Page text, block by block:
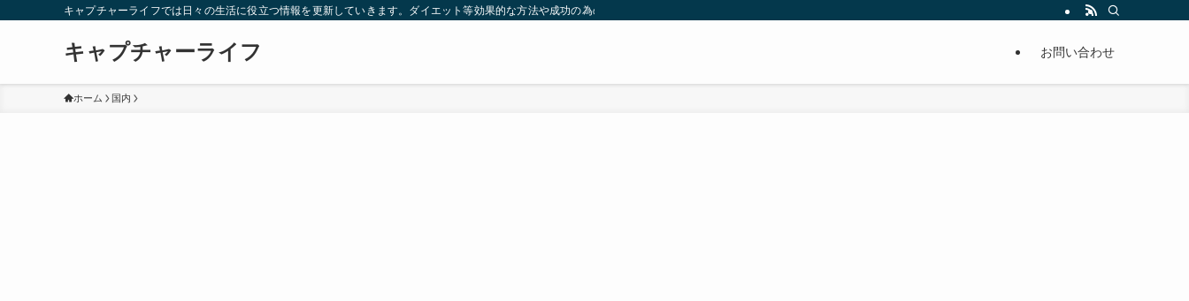
キャプチャーライフでは日々の生活に役立つ情報を更新していきます。ダイエット等効果的な方法や成功の為の秘訣等。太ったり悩んでいる方々が簡単に痩せることが出来るように分かりやすくまとめています。
キャプチャーライフ お問い合わせ
ホーム 国内